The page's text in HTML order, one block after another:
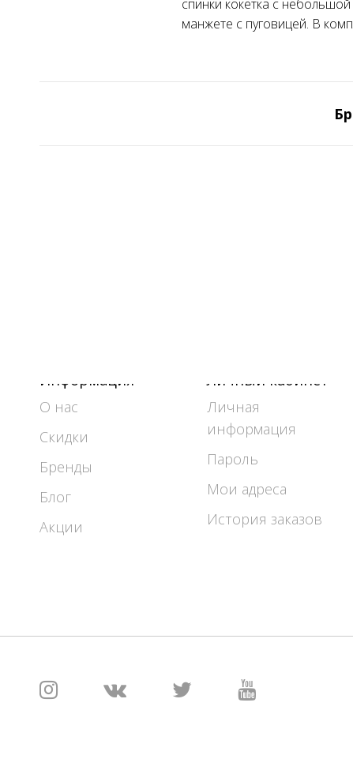
спинки кокетка с
манжете с пуговицей. В
Информация
О нас
Скидки
Бренды
Блог
Акции
Личный кабинет
Личная
информация
Пароль
Мои адреса
История заказов